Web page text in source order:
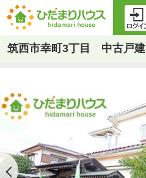
筑西市幸町3丁目 中古戸建